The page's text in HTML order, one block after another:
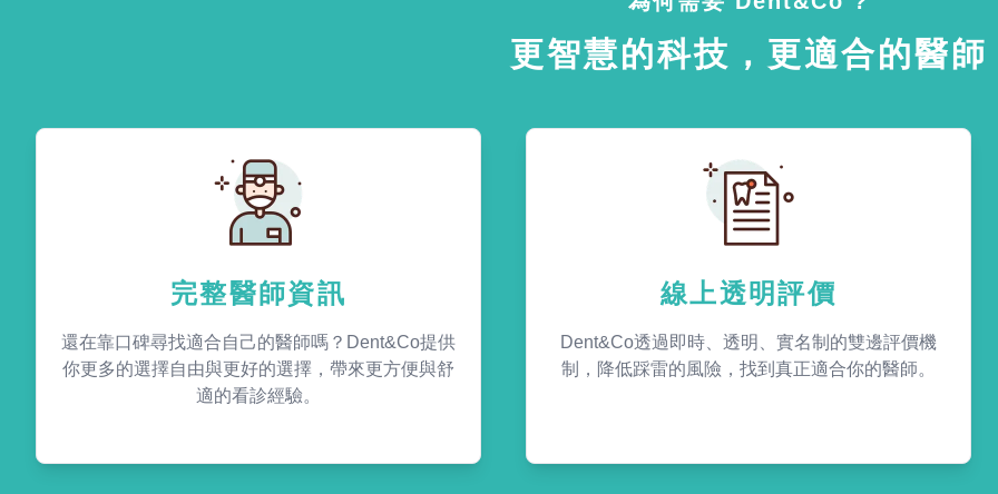
更智慧的科技，更適合的醫師
完整醫師資訊
還在靠口碑尋找適合自己的醫師嗎？Dent&Co提供
你更多的選擇自由與更好的選擇，帶來更方便與舒
適的看診經驗。
線上透明評價
Dent&Co透過即時、透明、實名制的雙邊評價機
制，降低踩雷的風險，找到真正適合你的醫師。